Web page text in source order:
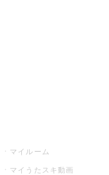
マイルーム
マイうたスキ動画